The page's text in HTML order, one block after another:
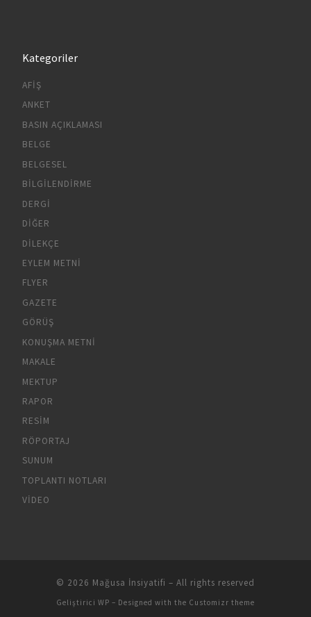
Kategoriler
AFIŞ
ANKET
BASIN AÇIKLAMASI
BELGE
BELGESEL
BILGILENDIRME
DERGI
DIĞER
DILEKÇE
EYLEM METNI
FLYER
GAZETE
GÖRÜŞ
KONUŞMA METNI
MAKALE
MEKTUP
RAPOR
RESIM
RÖPORTAJ
SUNUM
TOPLANTI NOTLARI
VIDEO
© 2026 Mağusa İnsiyatifi – All rights reserved
Geliştirici WP – Designed with the Customizr theme